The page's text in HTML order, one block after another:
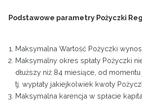
Podstawowe parametry Pożyczki
Maksymalna Wartość Pożyczki
Maksymalny okres spłaty Pożyczki
dłuższy niż 84 miesiące, od momentu
tj. wypłaty jakiejkolwiek kwoty
Maksymalna karencja w spłacie